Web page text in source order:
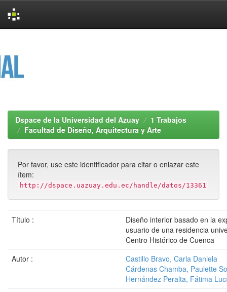
Dspace de la Universidad del Azuay
1 Trabajos
Facultad de Diseño, Arquitectura y Arte
Por favor, use este identificador para citar o enlazar este
ítem:
http://dspace.uazuay.edu.ec/handle/datos/13361
Título :
Diseño interior basado en la
usuario de una residencia
Centro Histórico de Cuenca
Autor :
Castillo Bravo, Carla Daniela
Cárdenas Chamba, Paulette
Hernández Peralta, Fátima